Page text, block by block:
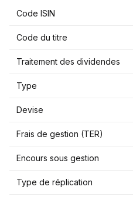
Code ISIN
Code du titre
Traitement des dividendes
Type
Devise
Frais de gestion (TER)
Encours sous gestion
Type de réplication